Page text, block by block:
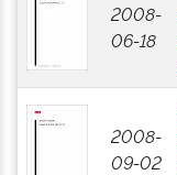
2008-
06-18
2008-
09-02